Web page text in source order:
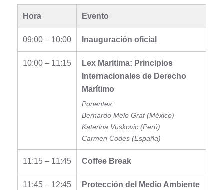
Hora Evento
09:00 – 10:00 Inauguración oficial
10:00 – 11:15
Lex Maritima: Principios
Internacionales de Derecho
Marítimo
Ponentes:
Bernardo Melo Graf (México)
Katerina Vuskovic (Perú)
Carmen Codes (España)
11:15 – 11:45 Coffee Break
11:45 – 12:45
Protección del Medio Ambiente